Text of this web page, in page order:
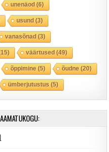
unenäod(6)
usund(3)
vanasõnad(3)
väärtused(49)
õppimine (5) õudne (20)
ümberjutustus (5)